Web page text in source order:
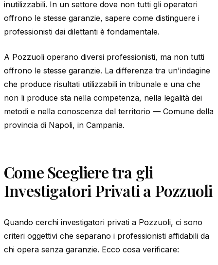
inutilizzabili. In un settore dove non tutti gli operatori
offrono le stesse garanzie, sapere come distinguere i
professionisti dai dilettanti è fondamentale.
A Pozzuoli operano diversi professionisti, ma non tutti
offrono le stesse garanzie. La differenza tra un'indagine
che produce risultati utilizzabili in tribunale e una che
non li produce sta nella competenza, nella legalità dei
metodi e nella conoscenza del territorio — Comune della
provincia di Napoli, in Campania.
Come Scegliere tra gli
Investigatori Privati a Pozzuoli
Quando cerchi investigatori privati a Pozzuoli, ci sono
criteri oggettivi che separano i professionisti affidabili da
chi opera senza garanzie. Ecco cosa verificare: